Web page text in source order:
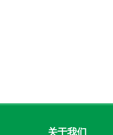
关于我们